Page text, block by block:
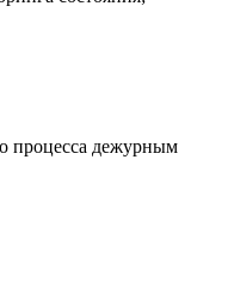
процесса дежурным